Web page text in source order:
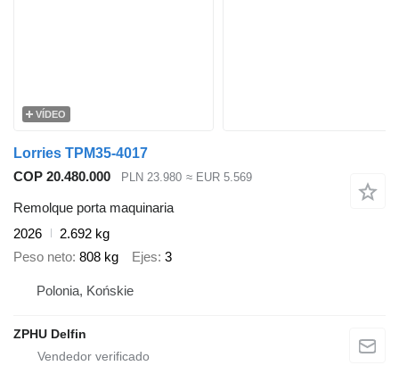
VÍDEO
Lorries TPM35-4017
COP 20.480.000
PLN 23.980 ≈ EUR 5.569
Remolque porta maquinaria
2026
2.692 kg
Peso neto 808 kg Ejes 3
Polonia, Końskie
ZPHU Delfin